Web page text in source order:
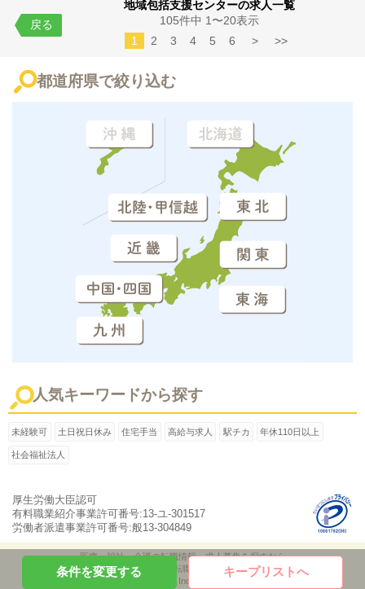
条件を変更する キープリストへ
地域包括支援センターの求人一覧
105件中 1〜20表示
1
2 3 4 5 6 > >>
戻る
都道府県で絞り込む
北海道
東北
北陸・甲信越
関東
東海
近畿
中国・四国
九州
沖縄
人気キーワードから探す
未経験可 土日祝日休み 住宅手当 高給与求人 駅チカ 年休110日以上
社会福祉法人
厚生労働大臣認可
有料職業紹介事業許可番号:13-ユ-301517
労働者派遣事業許可番号:般13-304849
医療・福祉・介護の転職情報、求人募集を探すなら
「ケア転職ナビ」
Copyright © Pleiades Inc All Rights Reserved.